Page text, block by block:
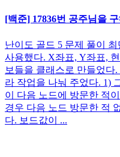
[백준] 17836번 공주님을
난이도 골드 5 문제 풀이
사용했다. X좌표, Y좌표,
보들을 클래스로 만들었다
라 작업을 나눠 주었다. 1)
이 다음 노드에 방문한 적
경우 다음 노드 방문한 적
다. 보드값이 ...